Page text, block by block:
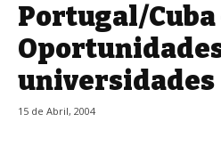
Portugal/Cuba
universidades
15 de Abril, 2004